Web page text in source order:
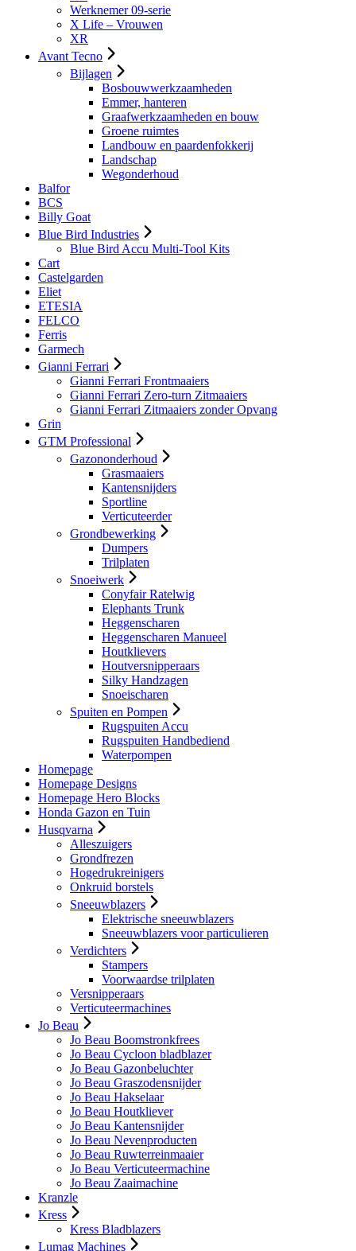
Werknemer 09-serie
X Life – Vrouwen
XR
Avant Tecno
Bijlagen
Bosbouwwerkzaamheden
Emmer, hanteren
Graafwerkzaamheden en bouw
Groene ruimtes
Landbouw en paardenfokkerij
Landschap
Wegonderhoud
Balfor
BCS
Billy Goat
Blue Bird Industries
Blue Bird Accu Multi-Tool Kits
Cart
Castelgarden
Eliet
ETESIA
FELCO
Ferris
Garmech
Gianni Ferrari
Gianni Ferrari Frontmaaiers
Gianni Ferrari Zero-turn Zitmaaiers
Gianni Ferrari Zitmaaiers zonder Opvang
Grin
GTM Professional
Gazononderhoud
Grasmaaiers
Kantensnijders
Sportline
Verticuteerder
Grondbewerking
Dumpers
Trilplaten
Snoeiwerk
Conyfair Ratelwig
Elephants Trunk
Heggenscharen
Heggenscharen Manueel
Houtklievers
Houtversnipperaars
Silky Handzagen
Snoeischaren
Spuiten en Pompen
Rugspuiten Accu
Rugspuiten Handbediend
Waterpompen
Homepage
Homepage Designs
Homepage Hero Blocks
Honda Gazon en Tuin
Husqvarna
Alleszuigers
Grondfrezen
Hogedrukreinigers
Onkruid borstels
Sneeuwblazers
Elektrische sneeuwblazers
Sneeuwblazers voor particulieren
Verdichters
Stampers
Voorwaardse trilplaten
Versnipperaars
Verticuteermachines
Jo Beau
Jo Beau Boomstronkfrees
Jo Beau Cycloon bladblazer
Jo Beau Gazonbeluchter
Jo Beau Graszodensnijder
Jo Beau Hakselaar
Jo Beau Houtkliever
Jo Beau Kantensnijder
Jo Beau Nevenproducten
Jo Beau Ruwterreinmaaier
Jo Beau Verticuteermachine
Jo Beau Zaaimachine
Kranzle
Kress
Kress Bladblazers
Lumag Machines